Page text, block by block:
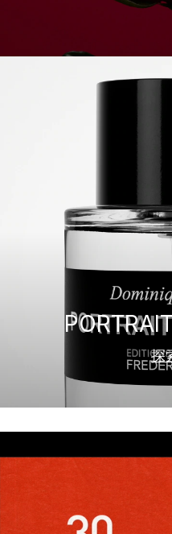
探